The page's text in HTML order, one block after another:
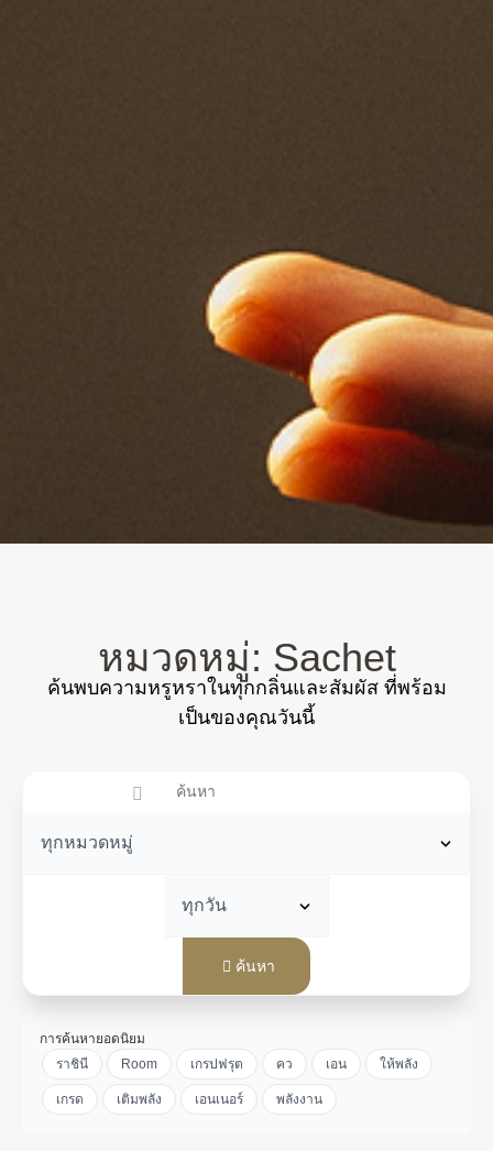
หมวดหมู่: Sachet
ค้นพบความหรูหราในทุกกลิ่นและสัมผัส ที่พร้อม
เป็นของคุณวันนี้
ค้นหา
การค้นหายอดนิยม
ราชินี
Room เกรปฟรุต คว เอน ให้พลัง
เกรด เติมพลัง เอนเนอร์ พลังงาน